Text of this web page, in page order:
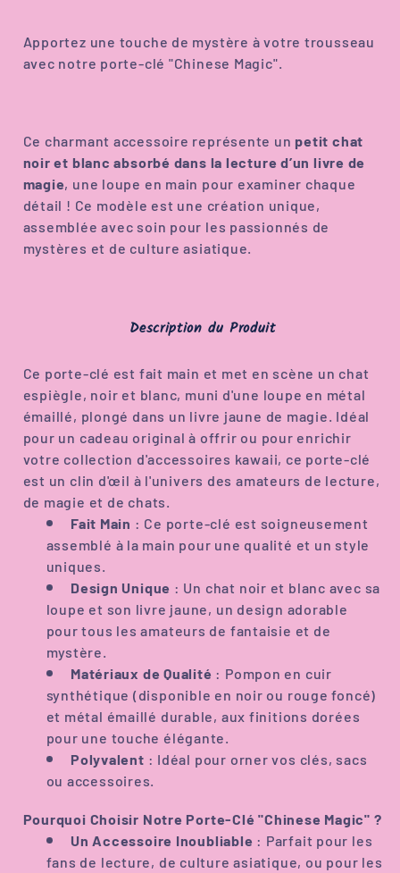
Apportez une touche de mystère à votre trousseau
avec notre porte-clé "Chinese Magic".
Ce charmant accessoire représente un petit chat
noir et blanc absorbé dans la lecture d’un livre de
magie, une loupe en main pour examiner chaque
détail ! Ce modèle est une création unique,
assemblée avec soin pour les passionnés de
mystères et de culture asiatique.
Description du Produit
Ce porte-clé est fait main et met en scène un chat
espiègle, noir et blanc, muni d'une loupe en métal
émaillé, plongé dans un livre jaune de magie. Idéal
pour un cadeau original à offrir ou pour enrichir
votre collection d'accessoires kawaii, ce porte-clé
est un clin d'œil à l'univers des amateurs de lecture,
de magie et de chats.
Fait Main : Ce porte-clé est soigneusement
assemblé à la main pour une qualité et un style
uniques.
Design Unique : Un chat noir et blanc avec sa
loupe et son livre jaune, un design adorable
pour tous les amateurs de fantaisie et de
mystère.
Matériaux de Qualité : Pompon en cuir
synthétique (disponible en noir ou rouge foncé)
et métal émaillé durable, aux finitions dorées
pour une touche élégante.
Polyvalent : Idéal pour orner vos clés, sacs
ou accessoires.
Pourquoi Choisir Notre Porte-Clé "Chinese Magic" ?
Un Accessoire Inoubliable : Parfait pour les
fans de lecture, de culture asiatique, ou pour les